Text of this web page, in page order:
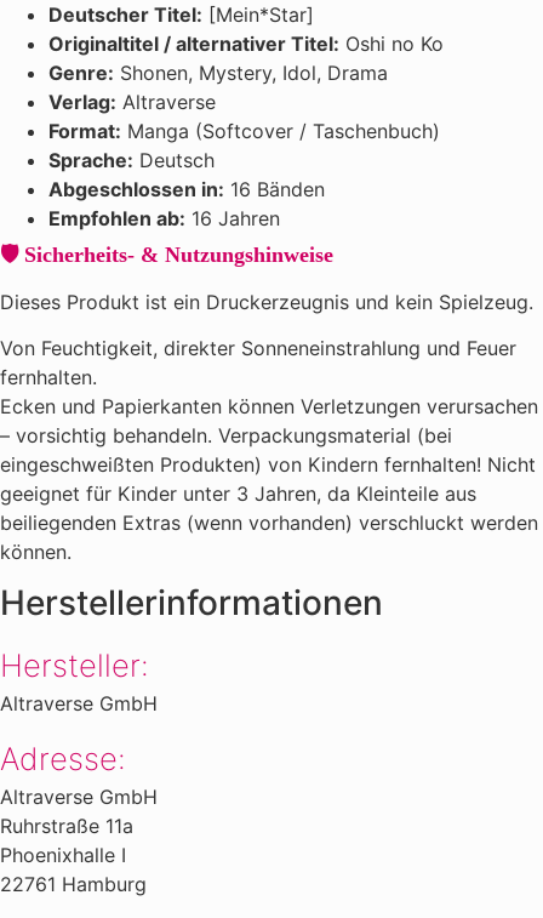
Deutscher Titel: [Mein*Star]
Originaltitel / alternativer Titel: Oshi no Ko
Genre: Shonen, Mystery, Idol, Drama
Verlag: Altraverse
Format: Manga (Softcover / Taschenbuch)
Sprache: Deutsch
Abgeschlossen in: 16 Bänden
Empfohlen ab: 16 Jahren
🛡️ Sicherheits- & Nutzungshinweise
Dieses Produkt ist ein Druckerzeugnis und kein Spielzeug.
Von Feuchtigkeit, direkter Sonneneinstrahlung und Feuer
fernhalten.
Ecken und Papierkanten können Verletzungen verursachen
– vorsichtig behandeln. Verpackungsmaterial (bei
eingeschweißten Produkten) von Kindern fernhalten! Nicht
geeignet für Kinder unter 3 Jahren, da Kleinteile aus
beiliegenden Extras (wenn vorhanden) verschluckt werden
können.
Herstellerinformationen
Hersteller:
Altraverse GmbH
Adresse:
Altraverse GmbH
Ruhrstraße 11a
Phoenixhalle I
22761 Hamburg